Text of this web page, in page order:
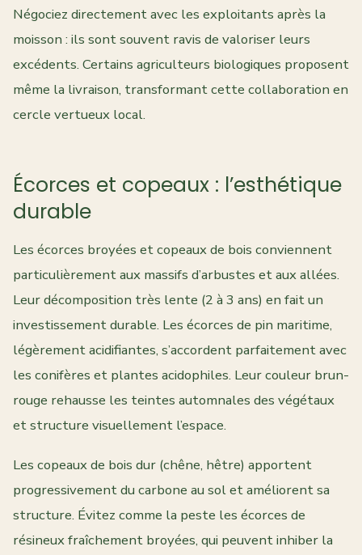
Négociez directement avec les exploitants après la
moisson : ils sont souvent ravis de valoriser leurs
excédents. Certains agriculteurs biologiques proposent
même la livraison, transformant cette collaboration en
cercle vertueux local.
Écorces et copeaux : l’esthétique
durable
Les écorces broyées et copeaux de bois conviennent
particulièrement aux massifs d’arbustes et aux allées.
Leur décomposition très lente (2 à 3 ans) en fait un
investissement durable. Les écorces de pin maritime,
légèrement acidifiantes, s’accordent parfaitement avec
les conifères et plantes acidophiles. Leur couleur brun-
rouge rehausse les teintes automnales des végétaux
et structure visuellement l’espace.
Les copeaux de bois dur (chêne, hêtre) apportent
progressivement du carbone au sol et améliorent sa
structure. Évitez comme la peste les écorces de
résineux fraîchement broyées, qui peuvent inhiber la